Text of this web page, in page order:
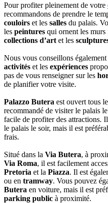
Pour profiter pleinement de votre
recommandons de prendre le
couloirs et les salles du palais.
les peintures qui ornent les
collections d’art et les
Nous vous conseillons
activités et les expériences
pas de vous renseigner sur les
de planifier votre visite.
Palazzo Butera est ouvert tous
recommandé de visiter le palais
facile de profiter des attractions.
le palais le soir, mais il est
frais.
Situé dans la Via Butera, à
Via Roma, il est facilement
Pretoria et la Piazza. Il est
ou en tramway. Vous pouvez
Butera en voiture, mais il est
parking public à proximité.